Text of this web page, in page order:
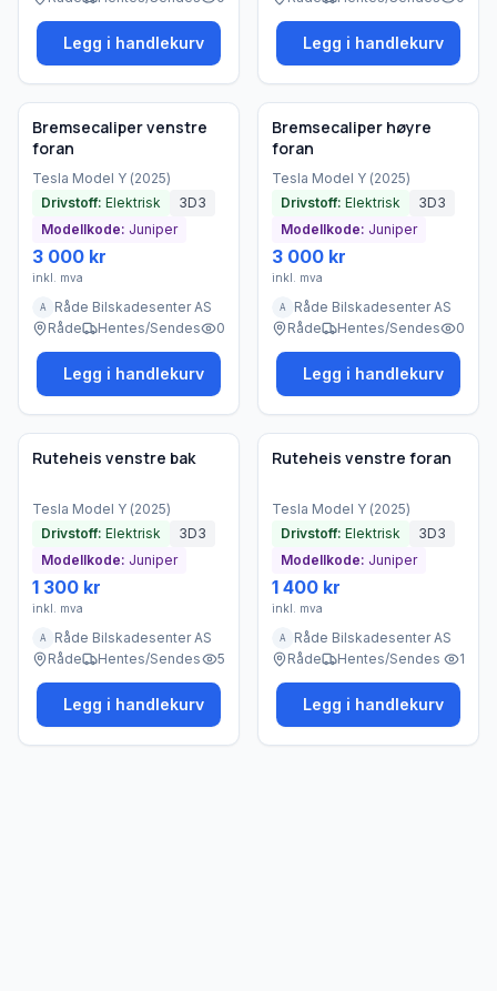
Legg i handlekurv Legg i handlekurv
Brukt - som ny
Bedrift
Bremsecaliper venstre
foran
Tesla Model Y (2025)
Drivstoff: Elektrisk
3D3
Modellkode: Juniper
3 000 kr
inkl. mva
A
Råde Bilskadesenter AS
Råde
Hentes/Sendes 0
Legg i handlekurv
Brukt - som ny
Bedrift
Bremsecaliper høyre
foran
Tesla Model Y (2025)
Drivstoff: Elektrisk
3D3
Modellkode: Juniper
3 000 kr
inkl. mva
A
Råde Bilskadesenter AS
Råde
Hentes/Sendes 0
Legg i handlekurv
Brukt - som ny
Bedrift
Ruteheis venstre bak
Tesla Model Y (2025)
Drivstoff: Elektrisk
3D3
Modellkode: Juniper
1 300 kr
inkl. mva
A
Råde Bilskadesenter AS
Råde
Hentes/Sendes 5
Legg i handlekurv
Brukt - som ny
Bedrift
Ruteheis venstre foran
Tesla Model Y (2025)
Drivstoff: Elektrisk
3D3
Modellkode: Juniper
1 400 kr
inkl. mva
A
Råde Bilskadesenter AS
Råde
Hentes/Sendes 1
Legg i handlekurv